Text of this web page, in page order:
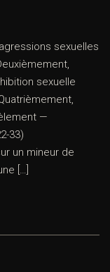
sexuelles
sexuelle
—
222-33)
un mineur de
[…]